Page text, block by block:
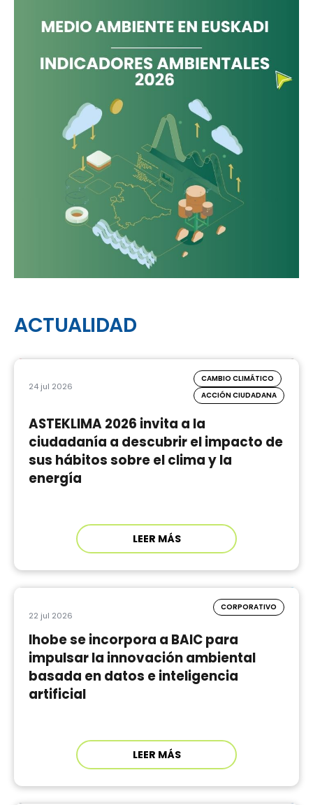
ACTUALIDAD
24 jul 2026
CAMBIO CLIMÁTICO
ACCIÓN CIUDADANA
ASTEKLIMA 2026 invita a la
ciudadanía a descubrir el impacto de
sus hábitos sobre el clima y la
energía
LEER MÁS
22 jul 2026
CORPORATIVO
Ihobe se incorpora a BAIC para
impulsar la innovación ambiental
basada en datos e inteligencia
artificial
LEER MÁS